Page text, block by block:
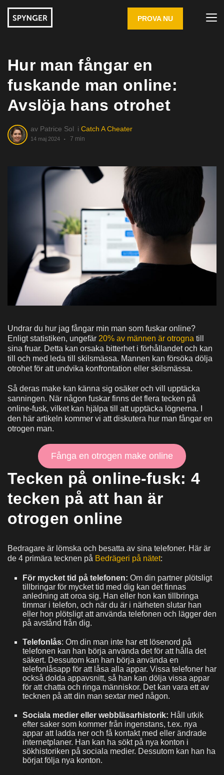
PROVA NU
Hur man fångar en
fuskande man online:
Avslöja hans otrohet
av Patrice Sol i Catch A Cheater
14 maj 2024 7 min
Undrar du hur jag fångar min man som fuskar online?
Enligt statistiken, ungefär 20% av männen är otrogna till
sina fruar. Detta kan orsaka bitterhet i förhållandet och kan
till och med leda till skilsmässa. Mannen kan försöka dölja
otrohet för att undvika konfrontation eller skilsmässa.
Så deras make kan känna sig osäker och vill upptäcka
sanningen. När någon fuskar finns det flera tecken på
online-fusk, vilket kan hjälpa till att upptäcka lögnerna. I
den här artikeln kommer vi att diskutera hur man fångar en
otrogen man.
Fånga en otrogen make online
Tecken på online-fusk: 4
tecken på att han är
otrogen online
Bedragare är lömska och besatta av sina telefoner. Här är
de 4 primära tecknen på Bedrägeri på nätet:
För mycket tid på telefonen: Om din partner plötsligt
tillbringar för mycket tid med dig kan det finnas
anledning att oroa sig. Han eller hon kan tillbringa
timmar i telefon, och när du är i närheten slutar han
eller hon plötsligt att använda telefonen och lägger den
på avstånd från dig.
Telefonlås: Om din man inte har ett lösenord på
telefonen kan han börja använda det för att hålla det
säkert. Dessutom kan han börja använda en
telefonlåsapp för att låsa alla appar. Vissa telefoner har
också dolda appavsnitt, så han kan dölja vissa appar
för att chatta och ringa människor. Det kan vara ett av
tecknen på att din man sextar med någon.
Sociala medier eller webbläsarhistorik: Håll utkik
efter saker som kommer från ingenstans, t.ex. nya
appar att ladda ner och få kontakt med eller ändrade
internetplaner. Han kan ha sökt på nya konton i
sökhistoriken på sociala medier. Dessutom kan han ha
börjat följa nya konton.